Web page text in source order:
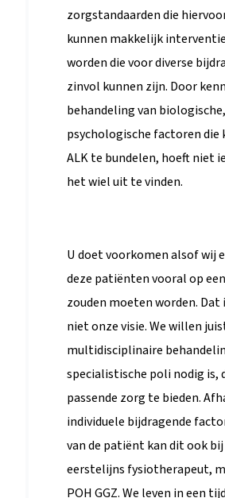
zorgstandaarden die
kunnen makkelijk
worden die voor diverse
zinvol kunnen zijn. Door
behandeling van
psychologische factoren die
ALK te bundelen, hoeft niet
het wiel uit te vinden.
U doet voorkomen alsof wij
deze patiënten vooral op
zouden moeten worden.
niet onze visie. We willen
multidisciplinaire
specialistische poli nodig is,
passende zorg te bieden.
individuele bijdragende
van de patiënt kan dit ook
eerstelijns fysiotherapeut,
POH GGZ. We leven in een